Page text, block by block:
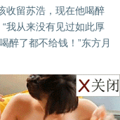
收留苏浩，现在他喝醉
我从来没有见过如此厚
醉了都不给钱！”东方月